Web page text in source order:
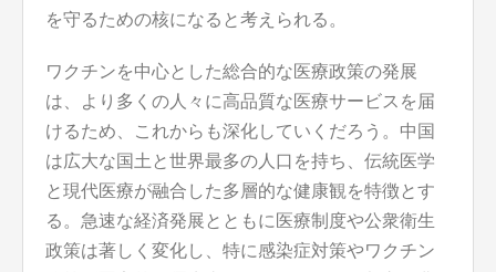
を守るための核になると考えられる。
ワクチンを中心とした総合的な医療政策の発展
は、より多くの人々に高品質な医療サービスを届
けるため、これからも深化していくだろう。中国
は広大な国土と世界最多の人口を持ち、伝統医学
と現代医療が融合した多層的な健康観を特徴とす
る。急速な経済発展とともに医療制度や公衆衛生
政策は著しく変化し、特に感染症対策やワクチン